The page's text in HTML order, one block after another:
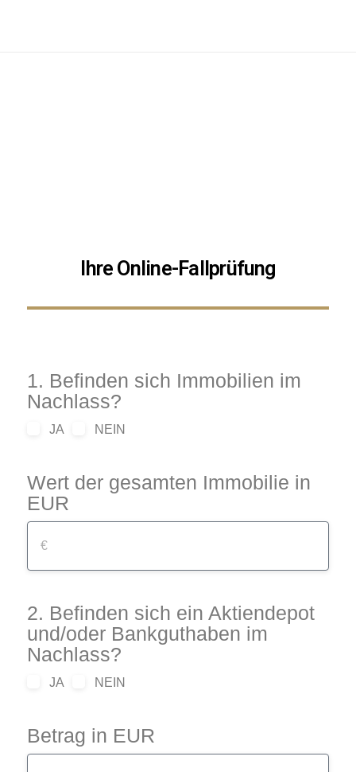
Ihre Online-Fallprüfung
1. Befinden sich Immobilien im
Nachlass?
JA NEIN
Wert der gesamten Immobilie in
EUR
2. Befinden sich ein Aktiendepot
und/oder Bankguthaben im
Nachlass?
JA NEIN
Betrag in EUR